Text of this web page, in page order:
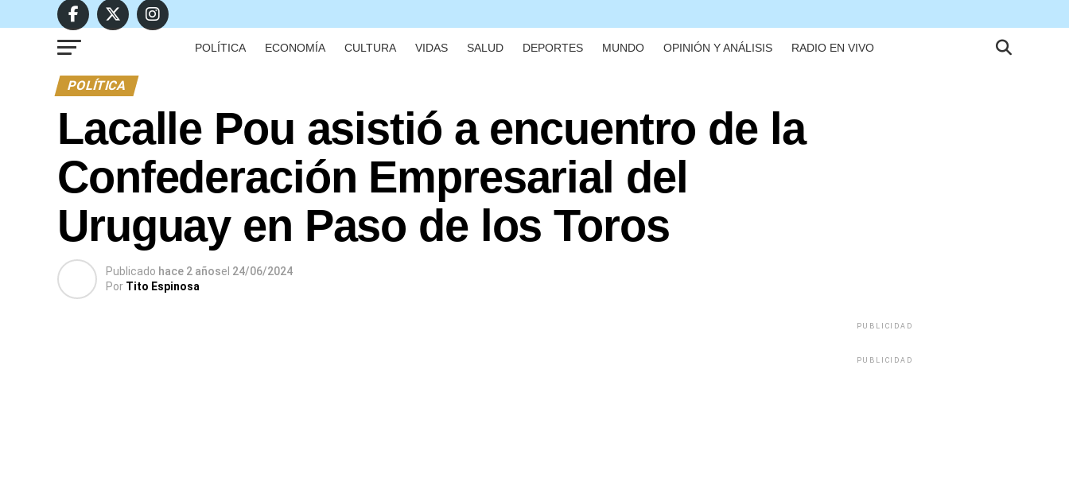
POLÍTICA ECONOMÍA CULTURA VIDAS SALUD DEPORTES MUNDO OPINIÓN Y ANÁLISIS RADIO EN VIVO
POLÍTICA
Lacalle Pou asistió a encuentro de la
Confederación Empresarial del
Uruguay en Paso de los Toros
Publicado hace 2 añosel 24/06/2024
Por Tito Espinosa
PUBLICIDAD
PUBLICIDAD